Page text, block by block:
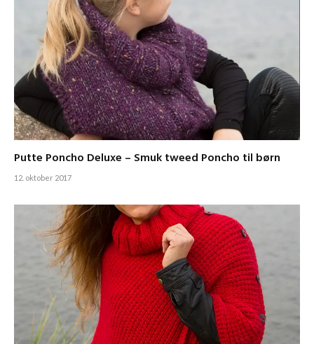
Putte Poncho Deluxe – Smuk tweed Poncho til børn
12. oktober 2017